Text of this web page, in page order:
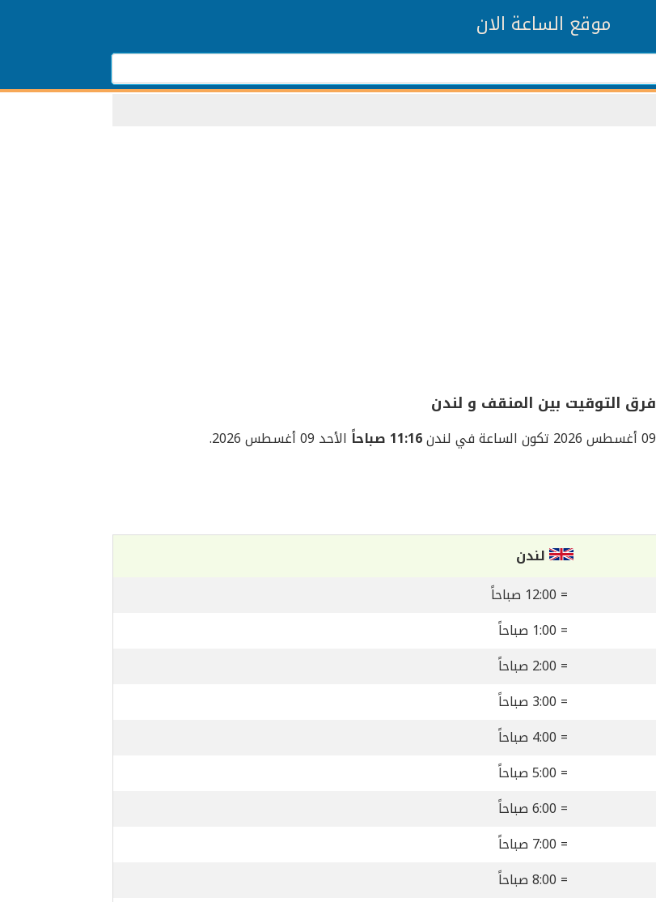
موقع الساعة الان
فرق التوقيت بين المنقف و لندن
11:16 صباحاً
الأحد 09 أغسطس 2026.
لندن
= 12:00 صباحاً
= 1:00 صباحاً
= 2:00 صباحاً
= 3:00 صباحاً
= 4:00 صباحاً
= 5:00 صباحاً
= 6:00 صباحاً
= 7:00 صباحاً
= 8:00 صباحاً